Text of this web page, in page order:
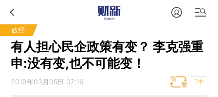
政经
有人担心民企政策有变？ 李克强重
申:没有变,也不可能变！
2019年03月05日 07:16 T中